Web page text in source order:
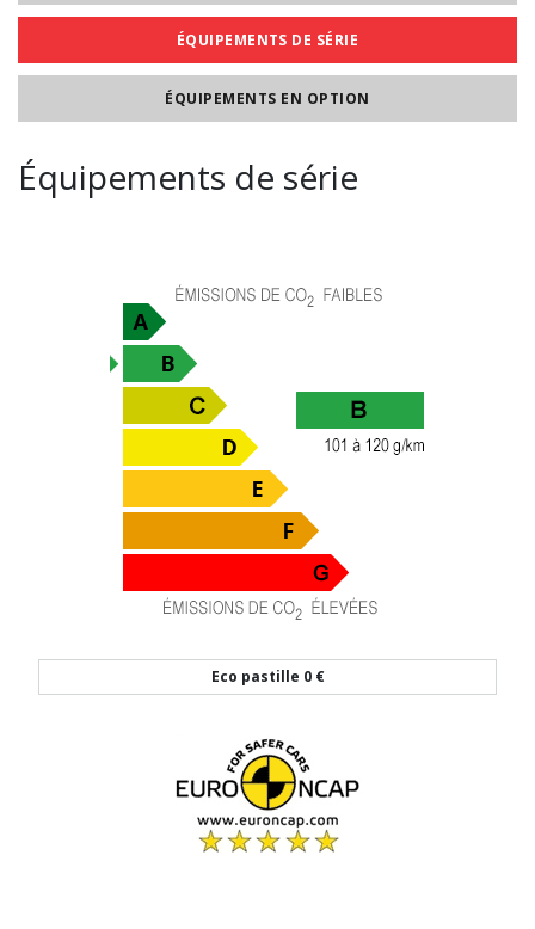
ÉQUIPEMENTS DE SÉRIE
ÉQUIPEMENTS EN OPTION
Équipements de série
Eco pastille 0 €